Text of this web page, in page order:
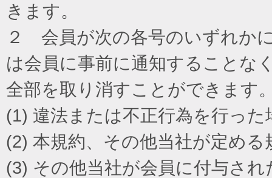
きます。
２ 会員が次の各号のいずれか
は会員に事前に通知することな
全部を取り消すことができます
(1) 違法または不正行為を行った
(2) 本規約、その他当社が定め
(3) その他当社が会員に付与さ